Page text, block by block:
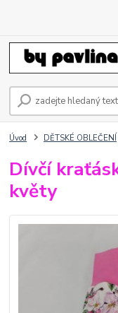
Úvod DĚTSKÉ OBLEČENÍ
Dívčí
květy